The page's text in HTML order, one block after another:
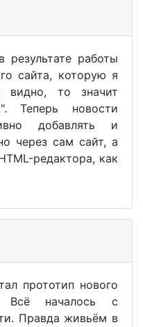
результате работы
сайта, которую я
видно, то значит
Теперь новости
добавлять и
через сам сайт, а
редактора, как
прототип нового
Всё началось с
Правда живьём в